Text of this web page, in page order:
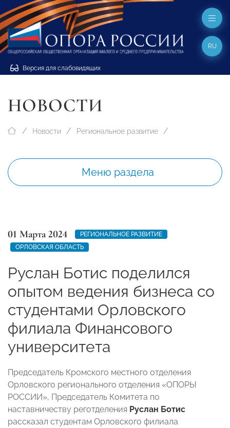
Версия для слабовидящих
RU
НОВОСТИ
Новости Региональное развитие
Меню раздела
01 Марта 2024
РЕГИОНАЛЬНОЕ РАЗВИТИЕ
ОРЛОВСКАЯ ОБЛАСТЬ
Руслан Ботис поделился
опытом ведения бизнеса со
студентами Орловского
филиала Финансового
университета
Председатель Кромского местного отделения
Орловского регионального отделения «ОПОРЫ
РОССИИ», Председатель Комитета по
наставничеству реготделения Руслан Ботис
рассказал студентам Орловского филиала